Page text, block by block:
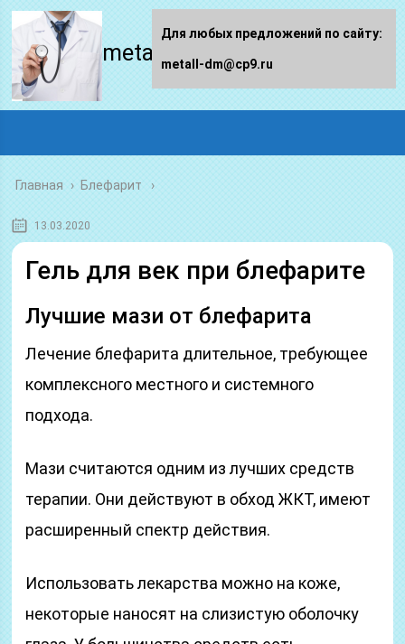
metall-dm.ru
Главная › Блефарит
13.03.2020
Гель для век при блефарите
Лучшие мази от блефарита
Лечение блефарита длительное, требующее
комплексного местного и системного
подхода.
Мази считаются одним из лучших средств
терапии. Они действуют в обход ЖКТ, имеют
расширенный спектр действия.
Использовать лекарства можно на коже,
некоторые наносят на слизистую оболочку
Для любых предложений по сайту:
metall-dm@cp9.ru